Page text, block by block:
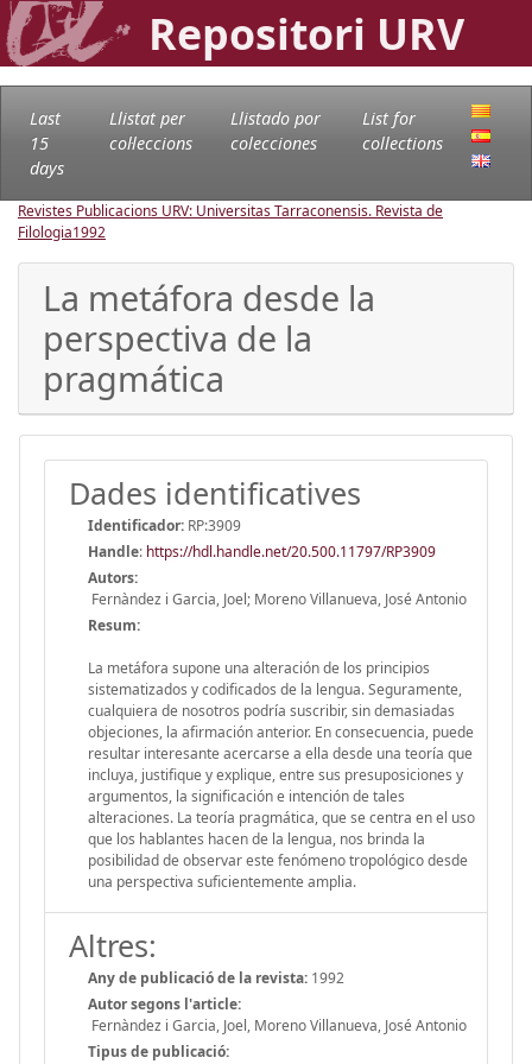
Repositori URV
Last
15
days
Llistat per
col·leccions
Llistado por
colecciones
List for
collections
Revistes Publicacions URV: Universitas Tarraconensis. Revista de
Filologia1992
La metáfora desde la
perspectiva de la
pragmática
Dades identificatives
Identificador: RP:3909
Handle: https://hdl.handle.net/20.500.11797/RP3909
Autors:
Fernàndez i Garcia, Joel; Moreno Villanueva, José Antonio
Resum:
La metáfora supone una alteración de los principios
sistematizados y codificados de la lengua. Seguramente,
cualquiera de nosotros podría suscribir, sin demasiadas
objeciones, la afirmación anterior. En consecuencia, puede
resultar interesante acercarse a ella desde una teoría que
incluya, justifique y explique, entre sus presuposiciones y
argumentos, la significación e intención de tales
alteraciones. La teoría pragmática, que se centra en el uso
que los hablantes hacen de la lengua, nos brinda la
posibilidad de observar este fenómeno tropológico desde
una perspectiva suficientemente amplia.
Altres:
Any de publicació de la revista: 1992
Autor segons l'article:
Fernàndez i Garcia, Joel, Moreno Villanueva, José Antonio
Tipus de publicació: